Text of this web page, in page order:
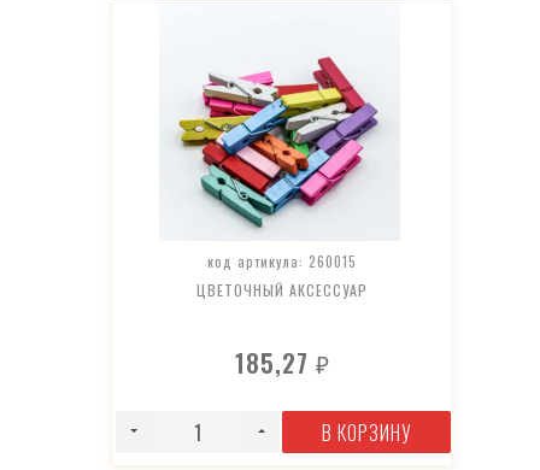
код артикула: 260015
ЦВЕТОЧНЫЙ АКСЕССУАР
185,27 ₽
В КОРЗИНУ